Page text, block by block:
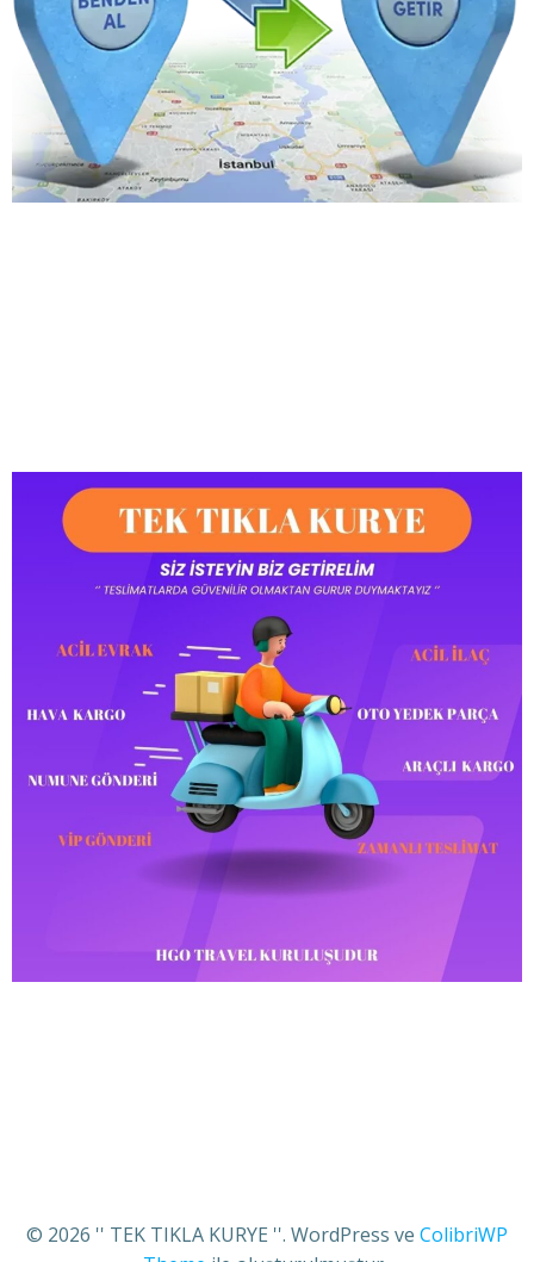
© 2026 '' TEK TIKLA KURYE ''. WordPress ve ColibriWP